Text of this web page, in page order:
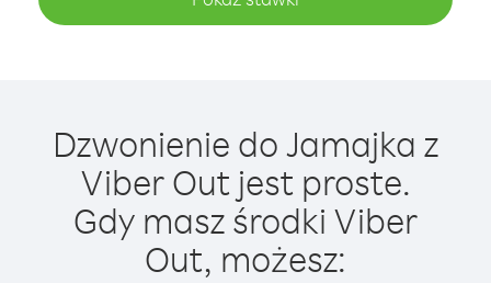
Dzwonienie do Jamajka z
Viber Out jest proste.
Gdy masz środki Viber
Out, możesz: